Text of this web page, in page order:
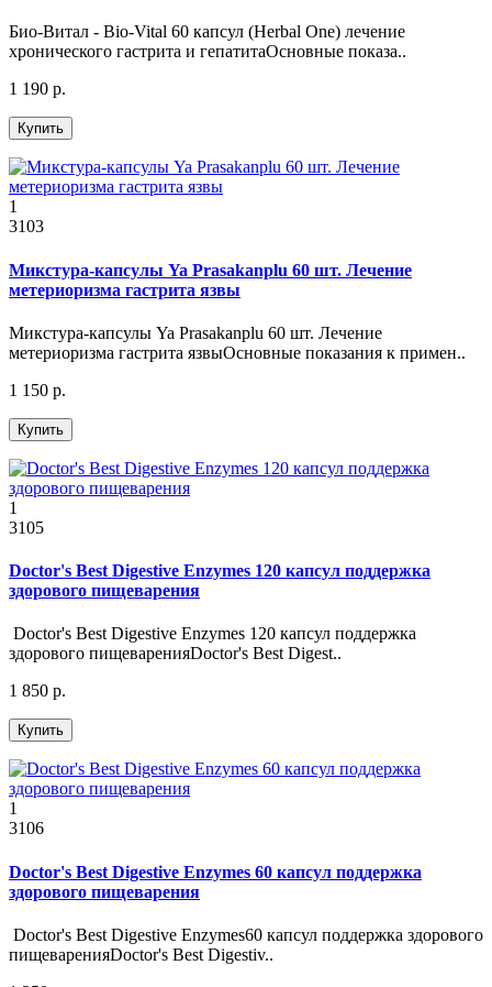
Био-Витал - Bio-Vital 60 капсул (Herbal One) лечение
хронического гастрита и гепатитаОсновные показа..
1 190 р.
Купить
1
3103
Микстура-капсулы Ya Prasakanplu 60 шт. Лечение
метериоризма гастрита язвы
Микстура-капсулы Ya Prasakanplu 60 шт. Лечение
метериоризма гастрита язвыОсновные показания к примен..
1 150 р.
Купить
1
3105
Doctor's Best Digestive Enzymes 120 капсул поддержка
здорового пищеварения
Doctor's Best Digestive Enzymes 120 капсул поддержка
здорового пищеваренияDoctor's Best Digest..
1 850 р.
Купить
1
3106
Doctor's Best Digestive Enzymes 60 капсул поддержка
здорового пищеварения
Doctor's Best Digestive Enzymes60 капсул поддержка здорового
пищеваренияDoctor's Best Digestiv..